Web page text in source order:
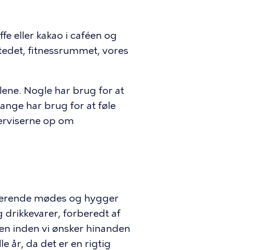
eller kakao i caféen og
fitnessrummet, vores
Nogle har brug for at
har brug for at føle
op om
mødes og hygger
drikkevarer, forberedt af
inden vi ønsker hinanden
år, da det er en rigtig